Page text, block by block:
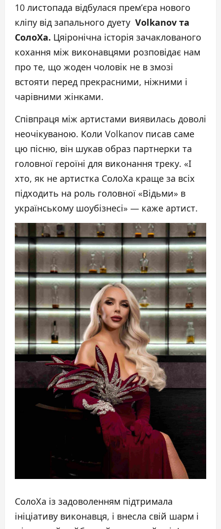
10 листопада відбулася прем’єра нового
кліпу від запального дуету Volkanov та
СолоХа. Цяіронічна історія зачаклованого
кохання між виконавцями розповідає нам
про те, що жоден чоловік не в змозі
встояти перед прекрасними, ніжними і
чарівними жінками.
Співпраця між артистами виявилась доволі
неочікуваною. Коли Volkanov писав саме
цю пісню, він шукав образ партнерки та
головної героїні для виконання треку. «І
хто, як не артистка СолоХа краще за всіх
підходить на роль головної «Відьми» в
українському шоубізнесі» — каже артист.
СолоХа із задоволенням підтримала
ініціативу виконавця, і внесла свій шарм і